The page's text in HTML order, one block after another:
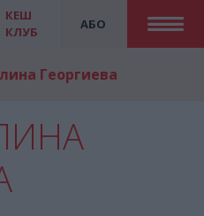
АБО
КЕШ
КЛУБ
Георгиева